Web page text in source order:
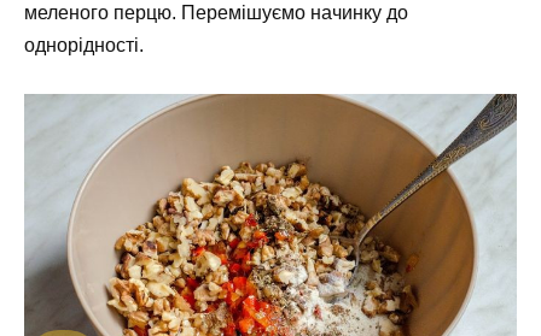
меленого перцю. Перемішуємо начинку до
однорідності.